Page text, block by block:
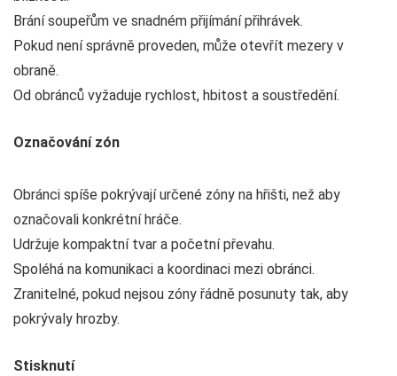
Brání soupeřům ve snadném přijímání přihrávek.
Pokud není správně proveden, může otevřít mezery v
obraně.
Od obránců vyžaduje rychlost, hbitost a soustředění.
Označování zón
Obránci spíše pokrývají určené zóny na hřišti, než aby
označovali konkrétní hráče.
Udržuje kompaktní tvar a početní převahu.
Spoléhá na komunikaci a koordinaci mezi obránci.
Zranitelné, pokud nejsou zóny řádně posunuty tak, aby
pokrývaly hrozby.
Stisknutí